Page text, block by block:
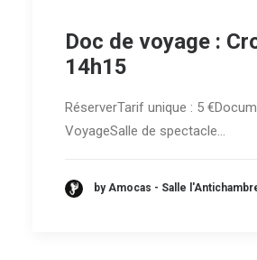
Doc de voyage :
14h15
RéserverTarif unique : 5
VoyageSalle de spectacle…
by Amocas - Salle